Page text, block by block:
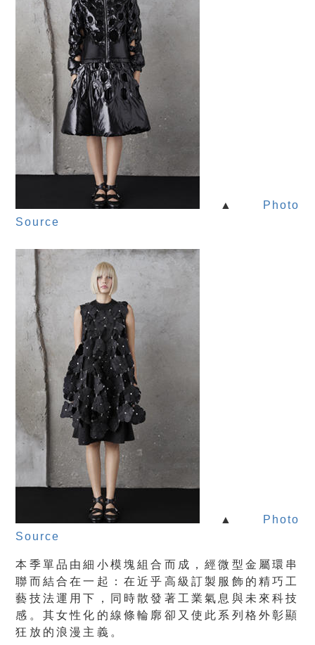
▲
Photo
Source
▲
Photo
Source
本季單品由細小模塊組合而成，經微型金屬環串
聯而結合在一起：在近乎高級訂製服飾的精巧工
藝技法運用下，同時散發著工業氣息與未來科技
感。其女性化的線條輪廓卻又使此系列格外彰顯
狂放的浪漫主義。